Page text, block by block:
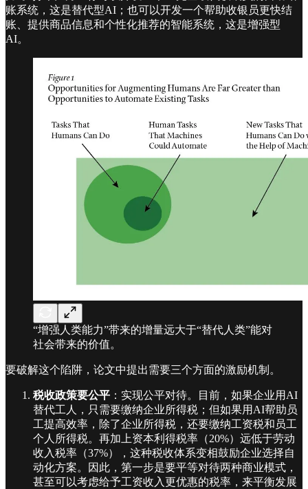
账系统，这是替代型AI；也可以开发一个帮助收银员更快结
账、提供商品信息和个性化推荐的智能系统，这是增强型
AI。
“增强人类能力”带来的增量远大于“替代人类”能对
社会带来的价值。
要破解这个陷阱，论文中提出需要三个方面的激励机制。
税收政策要公平 ：实现公平对待。目前，如果企业用AI
替代工人，只需要缴纳企业所得税；但如果用AI帮助员
工提高效率，除了企业所得税，还要缴纳工资税和员工
个人所得税。再加上资本利得税率（20%）远低于劳动
收入税率（37%），这种税收体系变相鼓励企业选择自
动化方案。因此，第一步是要平等对待两种商业模式，
甚至可以考虑给予工资收入更优惠的税率，来平衡发展